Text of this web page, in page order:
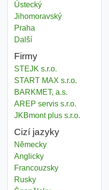
Montéři kovových konstrukcí
ÚsteckýKraj
Montéři kovových konstrukcí
JihomoravskýKraj
Montéři kovových konstrukcí
Praha
Dalšíkraj
Firmy
STEJK s.r.o.
START MAX s.r.o.
BARKMET, a.s.
AREP servis s.r.o.
JKBmont plus s.r.o.
Cizí jazyky
Německy
Anglicky
Francouzsky
Rusky